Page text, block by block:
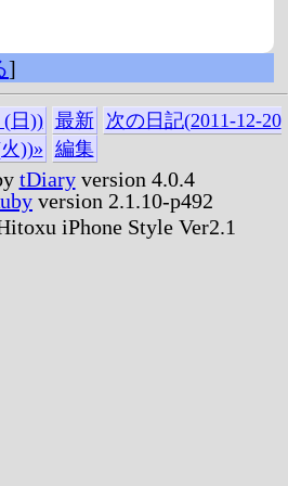
]
(日)) 最新
次の日記(2011-12-20
))»
編集
tDiaryversion 4.0.4
version 2.1.10-p492